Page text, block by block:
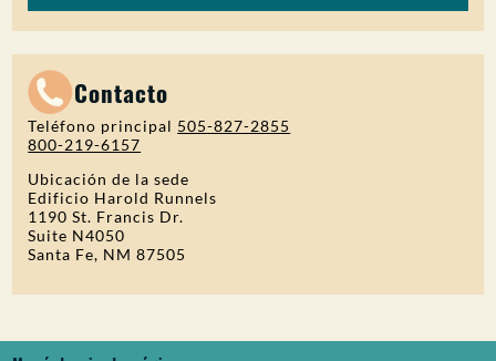
Contacto
Teléfono principal 505-827-2855
800-219-6157
Ubicación de la sede
Edificio Harold Runnels
1190 St. Francis Dr.
Suite N4050
Santa Fe, NM 87505